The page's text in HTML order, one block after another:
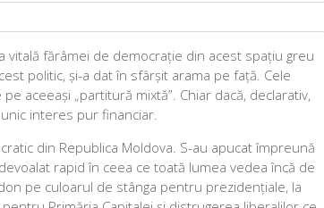
fărâmei de democrație din acest spațiu greu
politic, și-a dat în sfârșit arama pe față. Cele
aceeași „partitură mixtă”. Chiar dacă, declarativ,
interes pur financiar.
din Republica Moldova. S-au apucat împreună
rapid în ceea ce toată lumea vedea încă de
pe culoarul de stânga pentru prezidențiale, la